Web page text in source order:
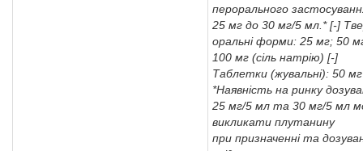
перорального
25 мг до 30 мг/5 мл.* [-]
оральні форми: 25 мг; 50
100 мг (сіль натрію) [-]
Таблетки (жувальні): 50 мг
*Наявність на ринку
25 мг/5 мл та 30 мг/5 мл
викликати плутанину
при призначенні та